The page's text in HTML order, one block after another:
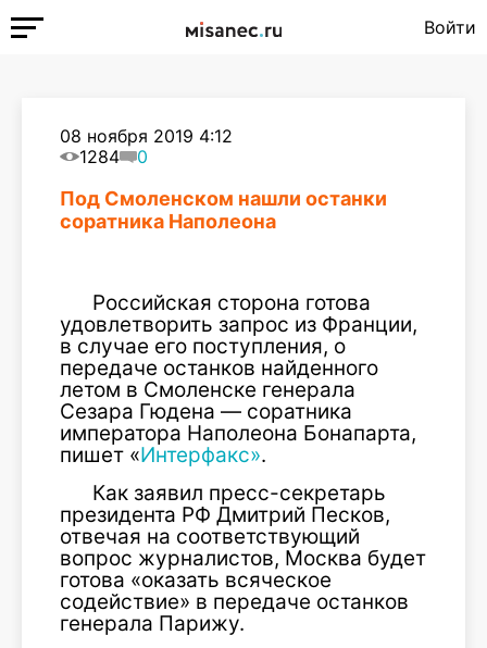
Войти
08 ноября 2019 4:12
1284
0
Под Смоленском нашли останки
соратника Наполеона
Российская сторона готова
удовлетворить запрос из Франции,
в случае его поступления, о
передаче останков найденного
летом в Смоленске генерала
Сезара Гюдена — соратника
императора Наполеона Бонапарта,
пишет «Интерфакс».
Как заявил пресс-секретарь
президента РФ Дмитрий Песков,
отвечая на соответствующий
вопрос журналистов, Москва будет
готова «оказать всяческое
содействие» в передаче останков
генерала Парижу.